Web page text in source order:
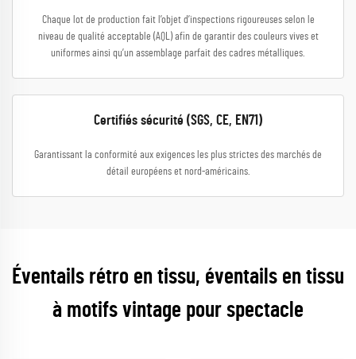
Chaque lot de production fait l’objet d’inspections rigoureuses selon le
niveau de qualité acceptable (AQL) afin de garantir des couleurs vives et
uniformes ainsi qu’un assemblage parfait des cadres métalliques.
Certifiés sécurité (SGS, CE, EN71)
Garantissant la conformité aux exigences les plus strictes des marchés de
détail européens et nord-américains.
Éventails rétro en tissu, éventails en tissu
à motifs vintage pour spectacle